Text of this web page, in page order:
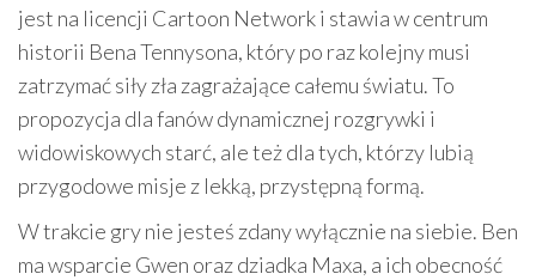
jest na licencji Cartoon Network i stawia w centrum
historii Bena Tennysona, który po raz kolejny musi
zatrzymać siły zła zagrażające całemu światu. To
propozycja dla fanów dynamicznej rozgrywki i
widowiskowych starć, ale też dla tych, którzy lubią
przygodowe misje z lekką, przystępną formą.
W trakcie gry nie jesteś zdany wyłącznie na siebie. Ben
ma wsparcie Gwen oraz dziadka Maxa, a ich obecność